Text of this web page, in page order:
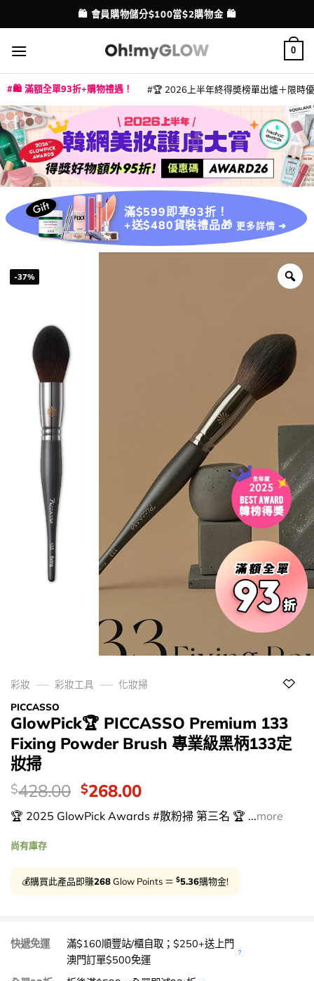
to
content
配送港澳
🛍️ 會員購物儲分$100當$2購物金 🛍️
💳 支援消費券、FPS、八達通、PAYME、信用卡付款
0
🛍️ 滿額全單93折+購物禮遇！ 🏆 2026上半年終得奬榜單出爐＋限時
滿$599即享93折！
+送$480貨裝禮品🎁 更多詳情 ➜
-37%
彩妝 彩妝工具
化妝掃
PICCASSO
GlowPick🏆 PICCASSO Premium 133
Fixing Powder Brush 專業級黑柄133定
妝掃
價
錢：
$428.00 Original
price
was:
$268.00Current
price
is:
🏆 2025 GlowPick Awards #散粉掃 第三名 🏆 ...more
尚有庫存
💰購買此產品即賺268Glow Points ＝ $5.36購物金!
快遞免運
滿$160順豐站/櫃自取；$250+送上門
澳門訂單$500免運